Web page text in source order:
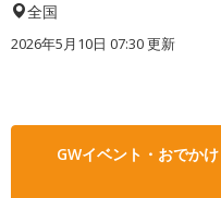
全国
2026年5月10日 07:30 更新
GWイベント・おでか